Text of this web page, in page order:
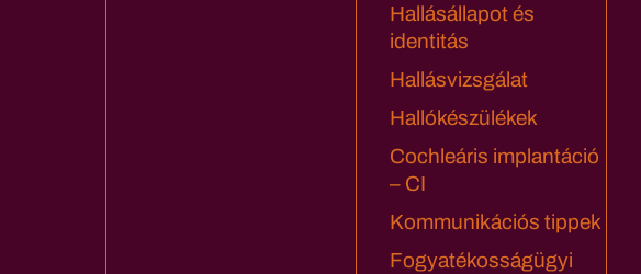
Hallásállapot és
identitás
Hallásvizsgálat
Hallókészülékek
Cochleáris implantáció
– CI
Kommunikációs tippek
Fogyatékosságügyi